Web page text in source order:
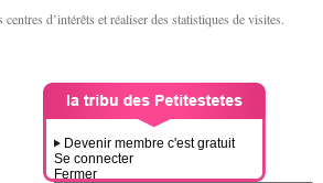
d’intérêts et réaliser des statistiques de visites.
Devenir membre c'est gratuit
Se connecter
Fermer